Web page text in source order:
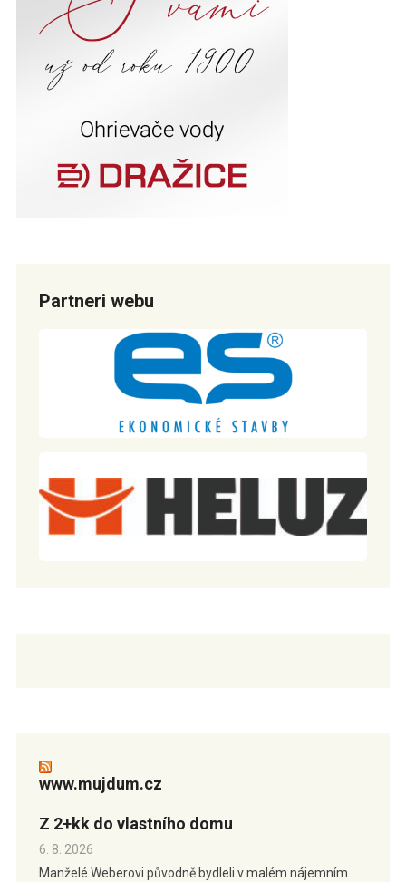
Partneri webu
www.mujdum.cz
Z 2+kk do vlastního domu
6. 8. 2026
Manželé Weberovi původně bydleli v malém nájemním